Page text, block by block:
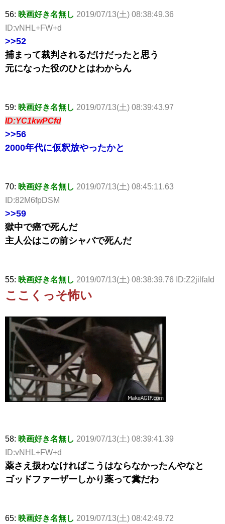
56: 映画好き名無し 2019/07/13(土) 08:38:49.36
ID:vNHL+FW+d
>>52
捕まって裁判されるだけだったと思う
元になった役のひとはわからん
59: 映画好き名無し 2019/07/13(土) 08:39:43.97
ID:YC1kwPCfd
>>56
2000年代に仮釈放やったかと
70: 映画好き名無し 2019/07/13(土) 08:45:11.63
ID:82M6fpDSM
>>59
獄中で癌で死んだ
主人公はこの前シャバで死んだ
55: 映画好き名無し 2019/07/13(土) 08:38:39.76 ID:Z2jilfaId
ここくっそ怖い
58: 映画好き名無し 2019/07/13(土) 08:39:41.39
ID:vNHL+FW+d
薬さえ扱わなければこうはならなかったんやなと
ゴッドファーザーしかり薬って糞だわ
65: 映画好き名無し 2019/07/13(土) 08:42:49.72